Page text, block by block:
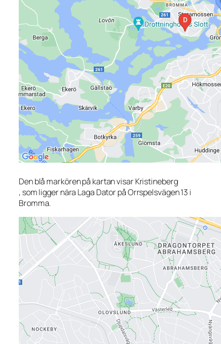
Den blå markören på kartan visar Kristineberg
, som ligger nära Laga Dator på Orrspelsvägen 13 i
Bromma.